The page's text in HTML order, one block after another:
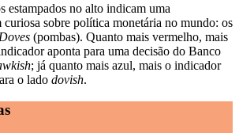
estampados no alto indicam uma
curiosa sobre política monetária no mundo: os
Doves (pombas). Quanto mais vermelho, mais
aponta para uma decisão do Banco
; já quanto mais azul, mais o indicador
o lado dovish.